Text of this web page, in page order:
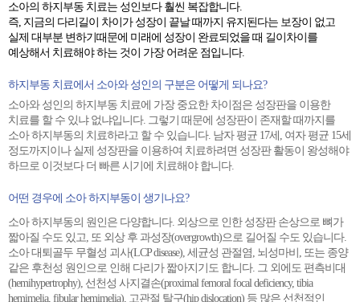
소아의 하지부동 치료는 성인보다 훨씬 복잡합니다.
즉, 지금의 다리길이 차이가 성장이 끝날 때까지 유지된다는 보장이 없고
실제 대부분 변하기때문에 미래에 성장이 완료되었을 때 길이차이를
예상해서 치료해야 하는 것이 가장 어려운 점입니다.
하지부동 치료에서 소아와 성인의 구분은 어떻게 되나요?
소아와 성인의 하지부동 치료에 가장 중요한 차이점은 성장판을 이용한
치료를 할 수 있냐 없냐입니다. 그렇기 때문에 성장판이 존재할 때까지를
소아 하지부동의 치료하라고 할 수 있습니다. 남자 평균 17세, 여자 평균 15세
정도까지이나 실제 성장판을 이용하여 치료하려면 성장판 활동이 왕성해야
하므로 이것보다 더 빠른 시기에 치료해야 합니다.
어떤 경우에 소아 하지부동이 생기나요?
소아 하지부동의 원인은 다양합니다. 외상으로 인한 성장판 손상으로 뼈가
짧아질 수도 있고, 또 외상 후 과성장(overgrowth)으로 길어질 수도 있습니다.
소아 대퇴골두 무혈성 괴사(LCP disease), 세균성 관절염, 뇌성마비, 또는 종양
같은 후천성 원인으로 인해 다리가 짧아지기도 합니다. 그 외에도 편측비대
(hemihypertrophy), 선천성 사지결손(proximal femoral focal deficiency, tibia
hemimelia, fibular hemimelia), 고관절 탈구(hip dislocation) 등 많은 선천적인